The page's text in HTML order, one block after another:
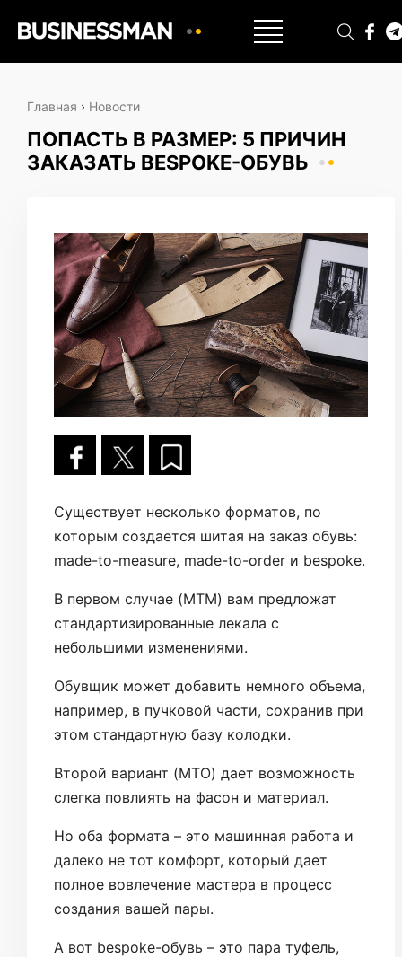
Главная › Новости
ПОПАСТЬ В РАЗМЕР: 5 ПРИЧИН
ЗАКАЗАТЬ BESPOKE-ОБУВЬ
Существует несколько форматов, по
которым создается шитая на заказ обувь:
made-to-measure, made-to-order и bespoke.
В первом случае (MTM) вам предложат
стандартизированные лекала с
небольшими изменениями.
Обувщик может добавить немного объема,
например, в пучковой части, сохранив при
этом стандартную базу колодки.
Второй вариант (MTO) дает возможность
слегка повлиять на фасон и материал.
Но оба формата – это машинная работа и
далеко не тот комфорт, который дает
полное вовлечение мастера в процесс
создания вашей пары.
А вот bespoke-обувь – это пара туфель,